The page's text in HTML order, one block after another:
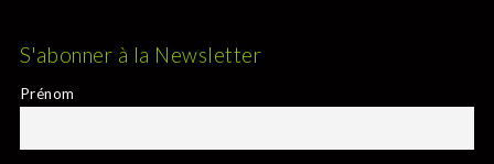
S'abonner à la Newsletter
Prénom